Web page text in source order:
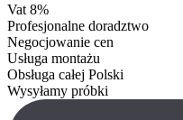
Vat 8%
Profesjonalne doradztwo
Negocjowanie cen
Usługa montażu
Obsługa całej Polski
Wysyłamy próbki